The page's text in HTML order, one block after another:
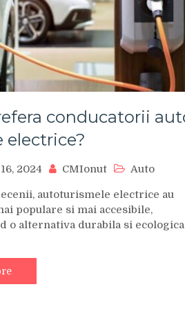
conducatorii
electrice?
2024 CMIonut Auto
autoturismele electrice au
populare si mai accesibile,
o alternativa durabila si ecologica